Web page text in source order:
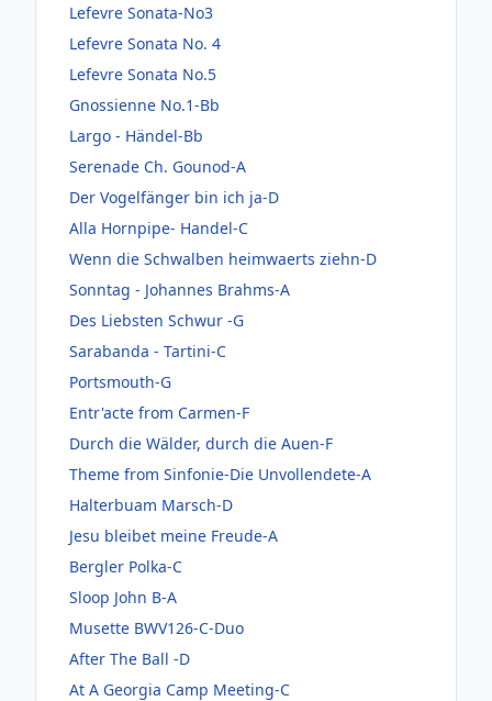
Lefevre Sonata-No3
Lefevre Sonata No. 4
Lefevre Sonata No.5
Gnossienne No.1-Bb
Largo - Händel-Bb
Serenade Ch. Gounod-A
Der Vogelfänger bin ich ja-D
Alla Hornpipe- Handel-C
Wenn die Schwalben heimwaerts ziehn-D
Sonntag - Johannes Brahms-A
Des Liebsten Schwur -G
Sarabanda - Tartini-C
Portsmouth-G
Entr'acte from Carmen-F
Durch die Wälder, durch die Auen-F
Theme from Sinfonie-Die Unvollendete-A
Halterbuam Marsch-D
Jesu bleibet meine Freude-A
Bergler Polka-C
Sloop John B-A
Musette BWV126-C-Duo
After The Ball -D
At A Georgia Camp Meeting-C